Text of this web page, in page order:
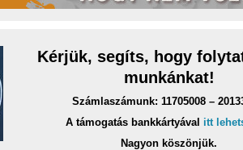
Kérjük, segíts, hogy
munkánkat!
Számlaszámunk: 11705008 –
A támogatás bankkártyával itt
Nagyon köszönjük.